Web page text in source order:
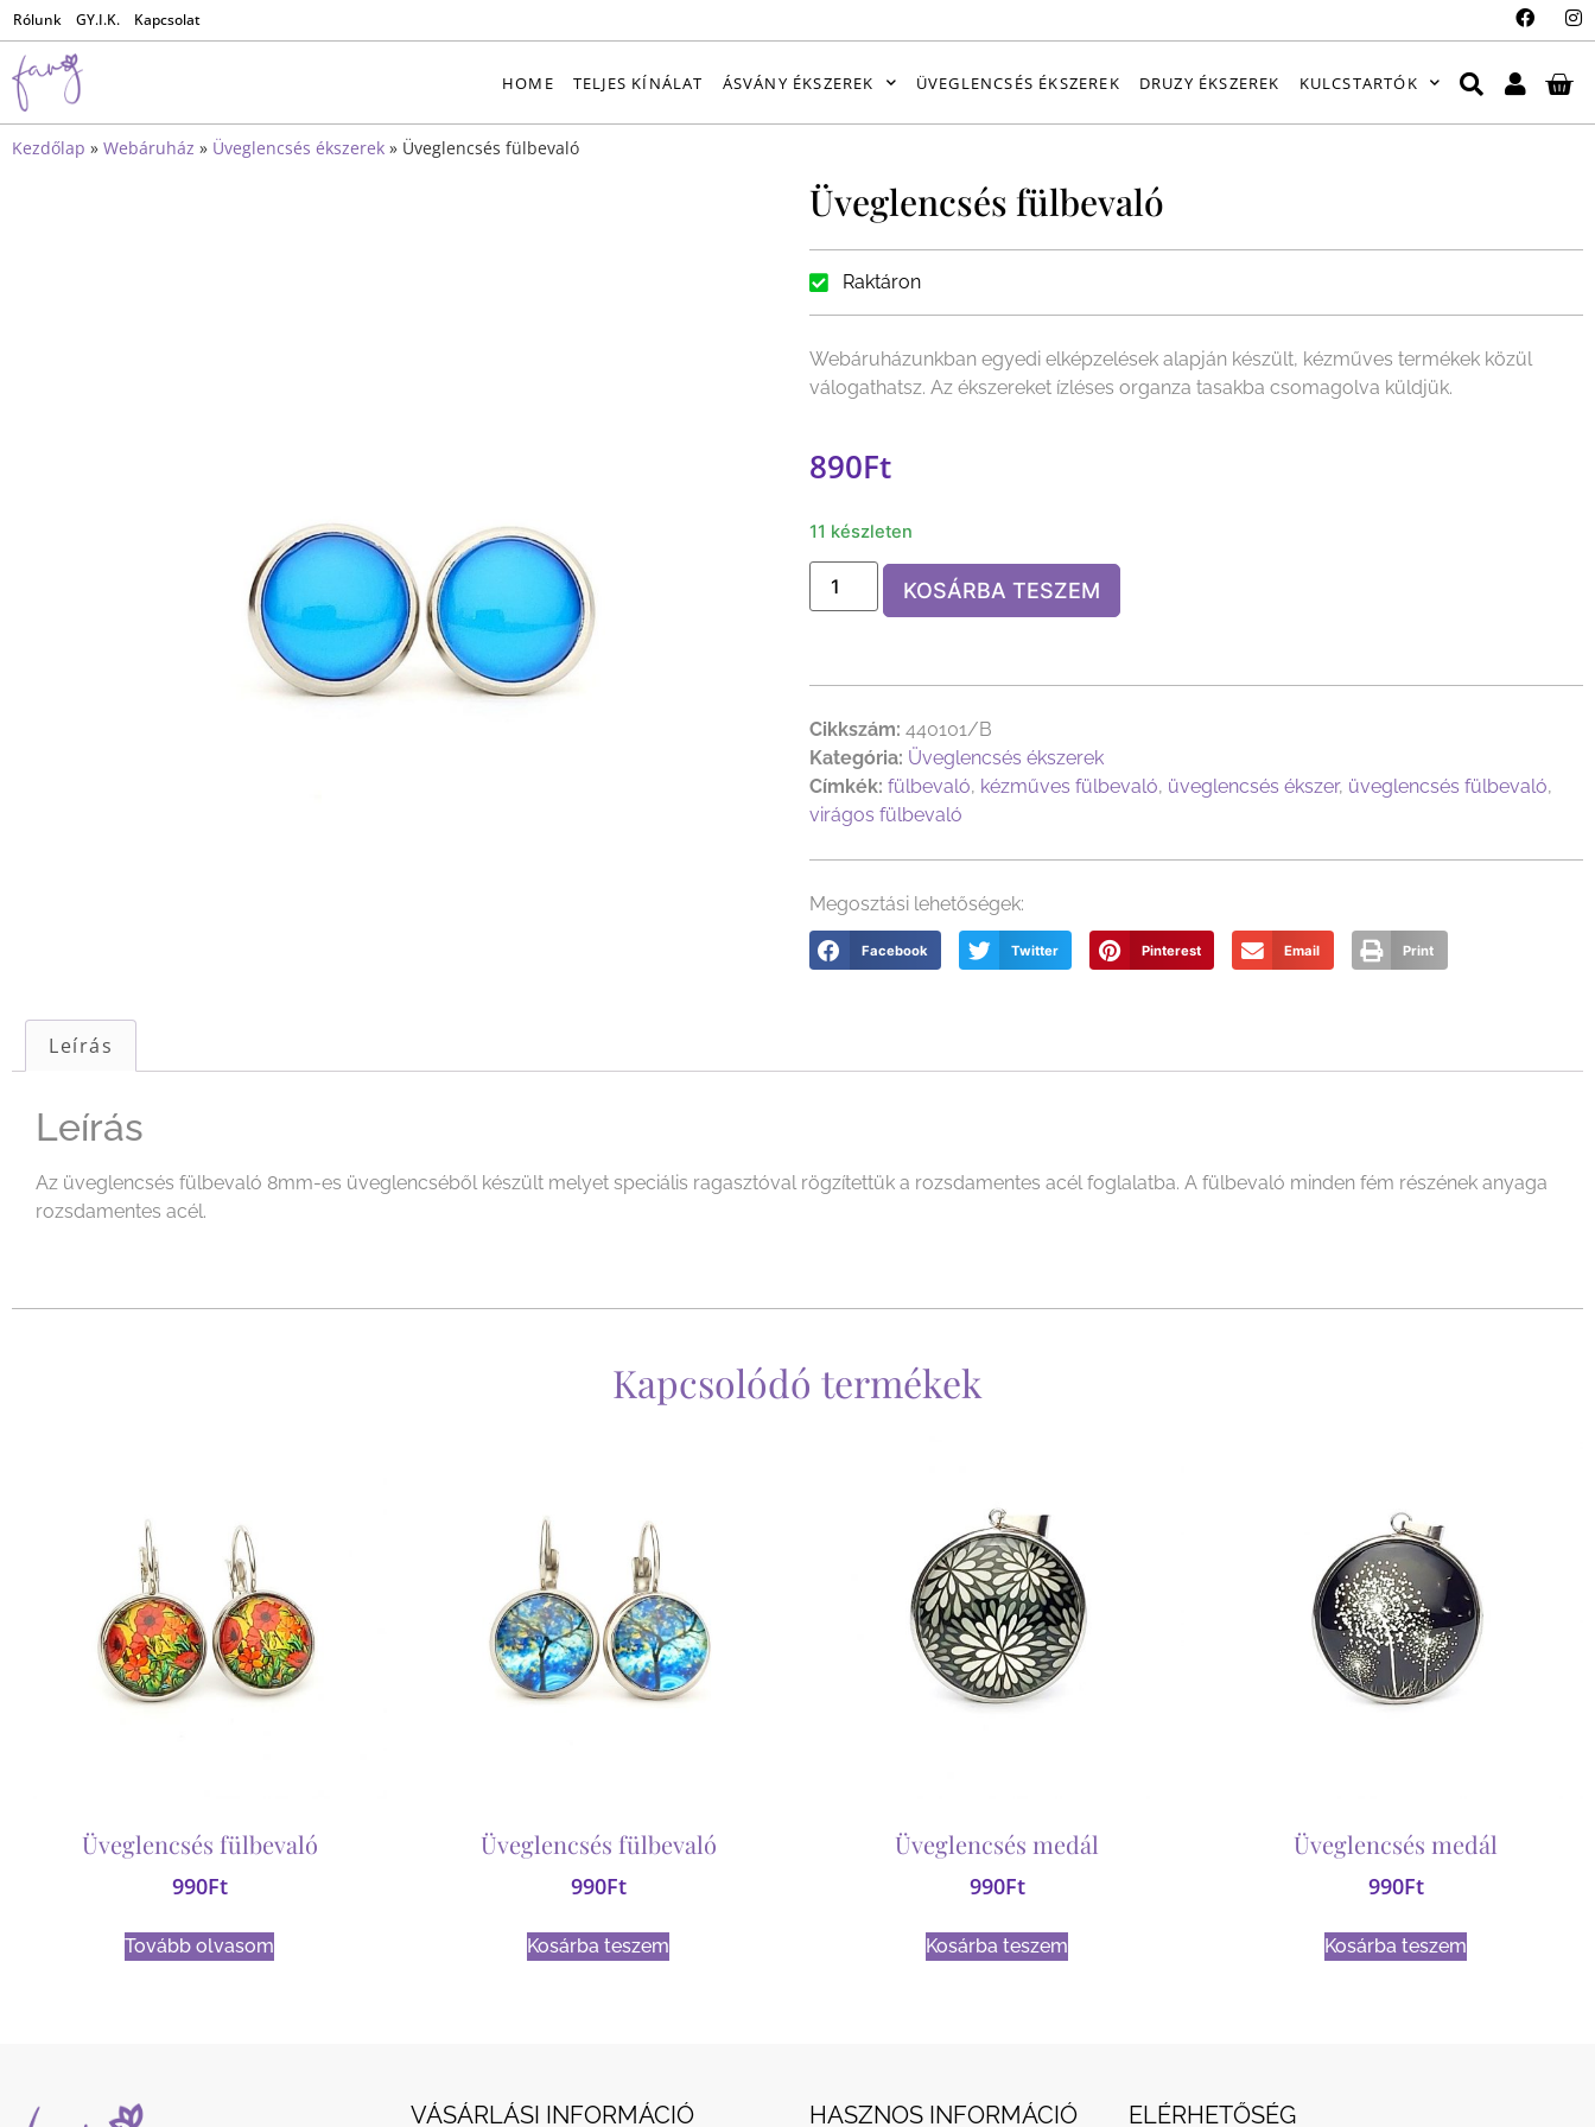
Rólunk GY.I.K. Kapcsolat
HOME TELJES KÍNÁLAT ÁSVÁNY ÉKSZEREK ÜVEGLENCSÉS ÉKSZEREK DRUZY ÉKSZEREK KULCSTARTÓK
Kezdőlap » Webáruház » Üveglencsés ékszerek » Üveglencsés fülbevaló
Üveglencsés fülbevaló
Raktáron
Webáruházunkban egyedi elképzelések alapján készült, kézműves termékek közül
válogathatsz. Az ékszereket ízléses organza tasakba csomagolva küldjük.
890Ft
11 készleten
KOSÁRBA TESZEM
Cikkszám: 440101/B
Kategória: Üveglencsés ékszerek
Címkék: fülbevaló, kézműves fülbevaló, üveglencsés ékszer, üveglencsés fülbevaló,
virágos fülbevaló
Megosztási lehetőségek:
Facebook Twitter Pinterest Email Print
Leírás
Leírás
Az üveglencsés fülbevaló 8mm-es üveglencséből készült melyet speciális ragasztóval rögzítettük a rozsdamentes acél foglalatba. A fülbevaló minden fém részének anyaga
rozsdamentes acél.
Kapcsolódó termékek
Üveglencsés fülbevaló
990Ft
Tovább olvasom
Üveglencsés fülbevaló
990Ft
Kosárba teszem
Üveglencsés medál
990Ft
Kosárba teszem
Üveglencsés medál
990Ft
Kosárba teszem
VÁSÁRLÁSI INFORMÁCIÓ HASZNOS INFORMÁCIÓ ELÉRHETŐSÉG